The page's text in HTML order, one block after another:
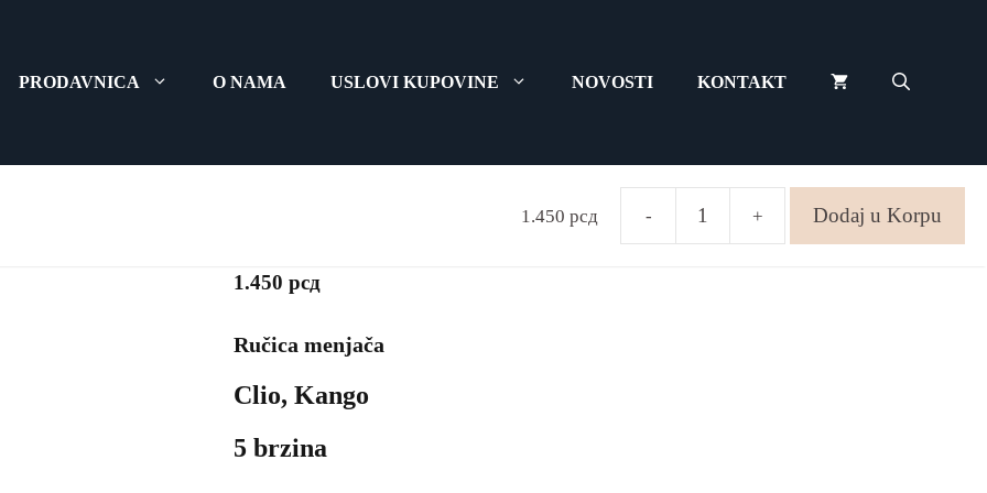
PRODAVNICA O NAMA USLOVI KUPOVINE NOVOSTI KONTAKT
Ručica menjača
1.450 рсд
Ručica menjača
Clio, Kango
5 brzina
1.450 рсд - + Dodaj u Korpu